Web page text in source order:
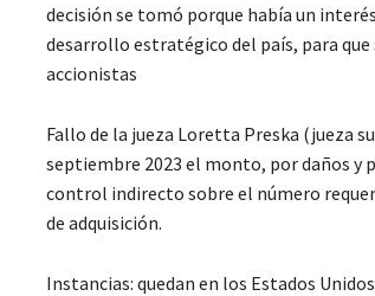
decisión se tomó porque había un
desarrollo estratégico del país, para que
accionistas
Fallo de la jueza Loretta Preska (jueza
septiembre 2023 el monto, por daños y
control indirecto sobre el número
de adquisición.
Instancias: quedan en los Estados